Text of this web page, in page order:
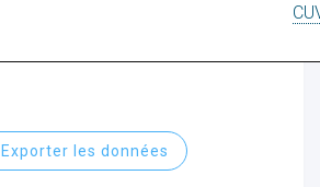
Exporter les données